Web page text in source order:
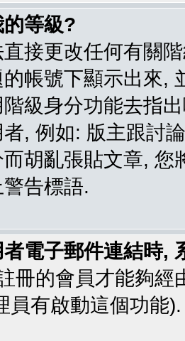
等級?
接更改任何有關
帳號下顯示出來,
級身分功能去指
, 例如: 版主跟討
胡亂張貼文章,
告標語.
電子郵件連結時,
冊的會員才能夠
員有啟動這個功能